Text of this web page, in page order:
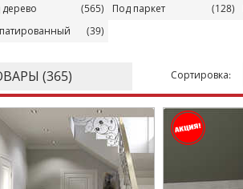
(565) Под паркет (128)
(39)
(365) Cортировка: